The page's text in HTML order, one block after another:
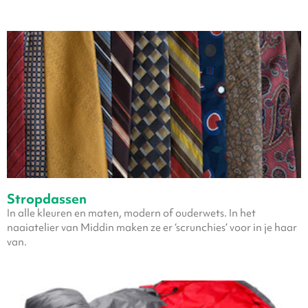
Stropdassen
In alle kleuren en maten, modern of ouderwets. In het
naaiatelier van Middin maken ze er ‘scrunchies’ voor in je haar
van.